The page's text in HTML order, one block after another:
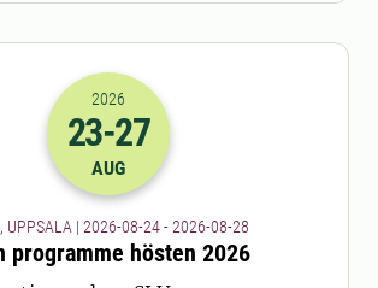
2026-23-08 22:00
2026
23-27
AUG
UPPSALA | 2026-08-24 - 2026-08-28
programme hösten 2026